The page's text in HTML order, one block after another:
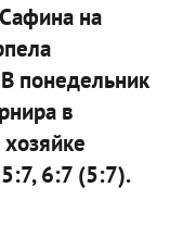
на
понедельник
в
6:7 (5:7).